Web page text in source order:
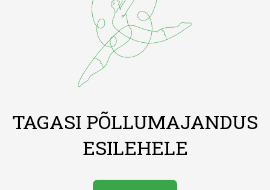
TAGASI PÕLLUMAJANDUS
ESILEHELE